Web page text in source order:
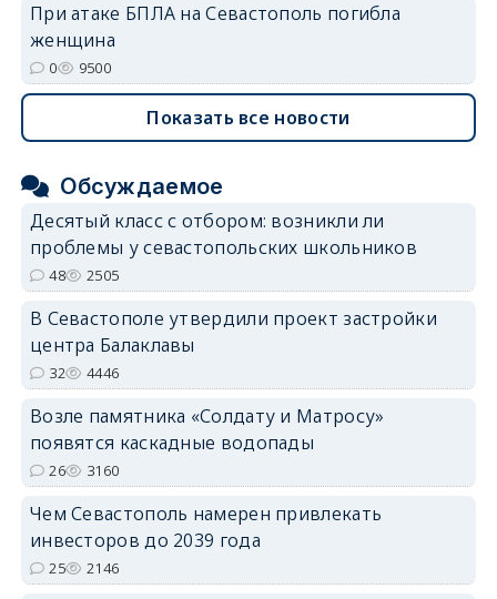
При атаке БПЛА на Севастополь погибла
женщина
0 9500
Показать все новости
Обсуждаемое
Десятый класс с отбором: возникли ли
проблемы у севастопольских школьников
48 2505
В Севастополе утвердили проект застройки
центра Балаклавы
32 4446
Возле памятника «Солдату и Матросу»
появятся каскадные водопады
26 3160
Чем Севастополь намерен привлекать
инвесторов до 2039 года
25 2146